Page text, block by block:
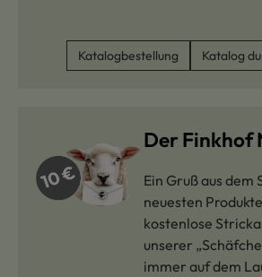
Katalogbestellung Katalog
Der Finkhof
Ein Gruß aus dem
neuesten
kostenlose
unserer
immer auf dem